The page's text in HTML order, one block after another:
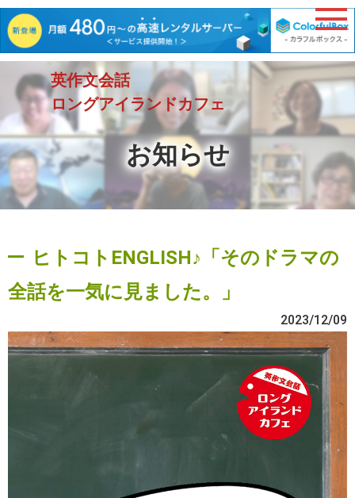
英作文会話
ロングアイランドカフェ
お知らせ
ヒトコトENGLISH♪「そのドラマの
全話を一気に見ました。」
2023/12/09
動